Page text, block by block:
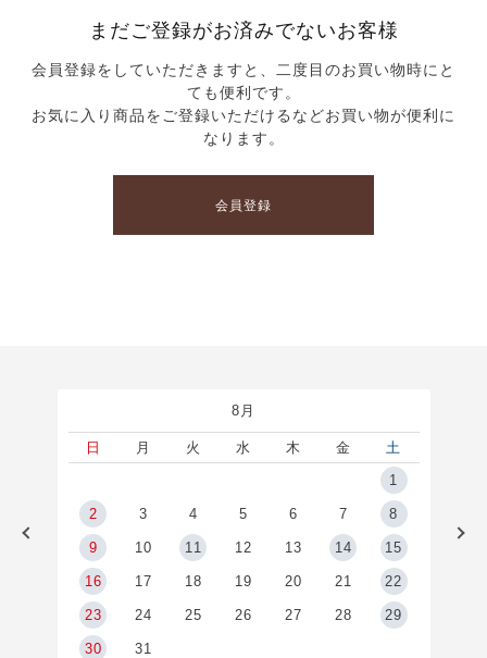
まだご登録がお済みでないお客様
会員登録をしていただきますと、二度目のお買い物時にと
ても便利です。
お気に入り商品をご登録いただけるなどお買い物が便利に
なります。
会員登録
8月
日 月 火 水 木 金
土
1
2 3 4 5 6 7 8
9 10 11 12 13 14 15
16 17 18 19 20 21 22
23 24 25 26 27 28 29
30 31